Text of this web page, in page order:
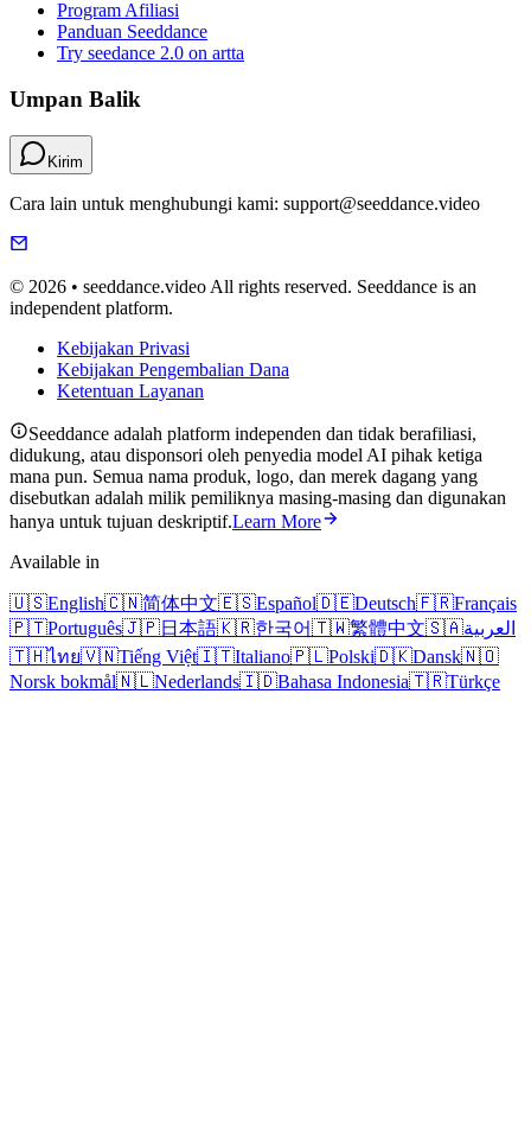
Program Afiliasi
Panduan Seeddance
Try seedance 2.0 on artta
Umpan Balik
Kirim
Cara lain untuk menghubungi kami: support@seeddance.video
© 2026 • seeddance.video All rights reserved. Seeddance is an
independent platform.
Kebijakan Privasi
Kebijakan Pengembalian Dana
Ketentuan Layanan
Seeddance adalah platform independen dan tidak berafiliasi,
didukung, atau disponsori oleh penyedia model AI pihak ketiga
mana pun. Semua nama produk, logo, dan merek dagang yang
disebutkan adalah milik pemiliknya masing-masing dan digunakan
hanya untuk tujuan deskriptif.Learn More
Available in
🇺🇸English🇨🇳简体中文🇪🇸Español🇩🇪Deutsch🇫🇷Français
🇵🇹Português🇯🇵日本語🇰🇷한국어🇹🇼繁體中文🇸🇦العربية
🇹🇭ไทย🇻🇳Tiếng Việt🇮🇹Italiano🇵🇱Polski🇩🇰Dansk🇳🇴
Norsk bokmål🇳🇱Nederlands🇮🇩Bahasa Indonesia🇹🇷Türkçe